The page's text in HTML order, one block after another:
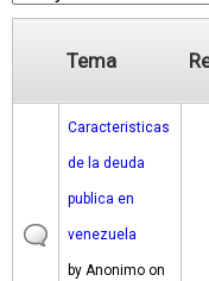
Tema
Caracteristicas
de la deuda
publica en
venezuela
by Anonimo on